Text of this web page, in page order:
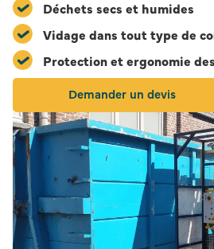
Déchets secs et humides
Vidage dans tout type de
Protection et ergonomie
Demander un devis